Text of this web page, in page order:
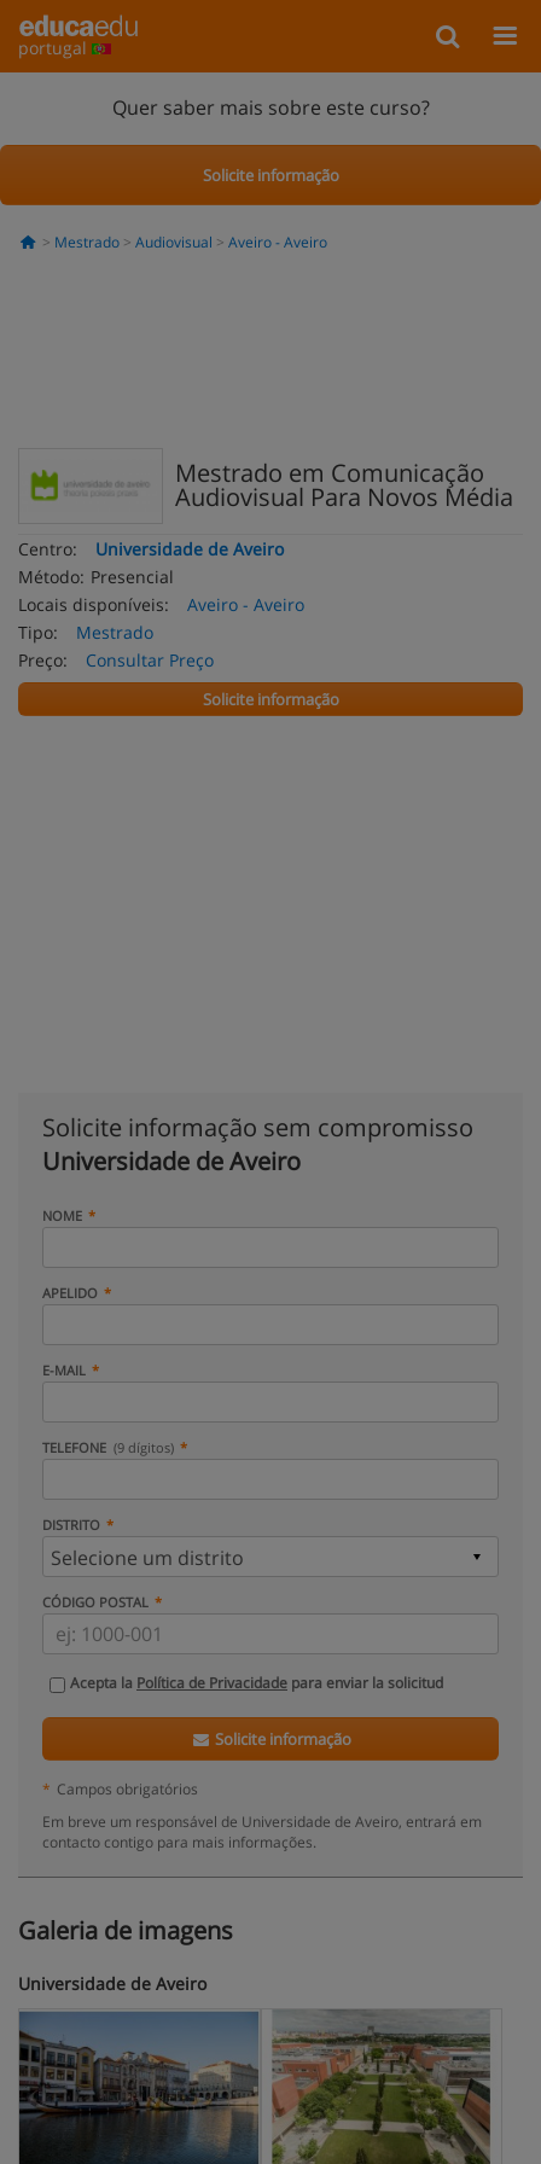
portugal
Quer saber mais sobre este curso?
Solicite informação
Mestrado Audiovisual Aveiro - Aveiro
Mestrado em Comunicação
Audiovisual Para Novos Média
Centro:
Universidade de Aveiro
Método: Presencial
Locais disponíveis:
Aveiro - Aveiro
Tipo:
Mestrado
Preço:
Consultar Preço
Solicite informação
Solicite informação sem compromisso
Universidade de Aveiro
NOME
APELIDO
E-MAIL
TELEFONE (9 dígitos)
DISTRITO
CÓDIGO POSTAL
Acepta la Política de Privacidade para enviar la solicitud
Solicite informação
* Campos obrigatórios
Em breve um responsável de Universidade de Aveiro, entrará em
contacto contigo para mais informações.
Galeria de imagens
Universidade de Aveiro